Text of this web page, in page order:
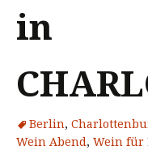
in
Berlin,
Wein Abend, Wein für